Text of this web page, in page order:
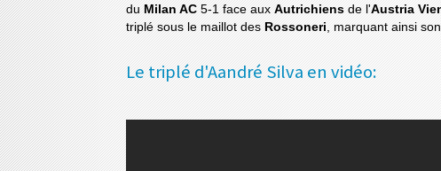
du Milan AC 5-1 face aux Autrichiens de l'Austria
triplé sous le maillot des Rossoneri, marquant ainsi
Le triplé d'Aandré Silva en vidéo: